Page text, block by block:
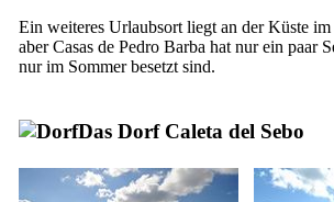
Ein weiteres Urlaubsort liegt an der Küste im
aberCasas de Pedro Barba hat nur ein paar
nur im Sommer besetzt sind.
Das Dorf Caleta del Sebo